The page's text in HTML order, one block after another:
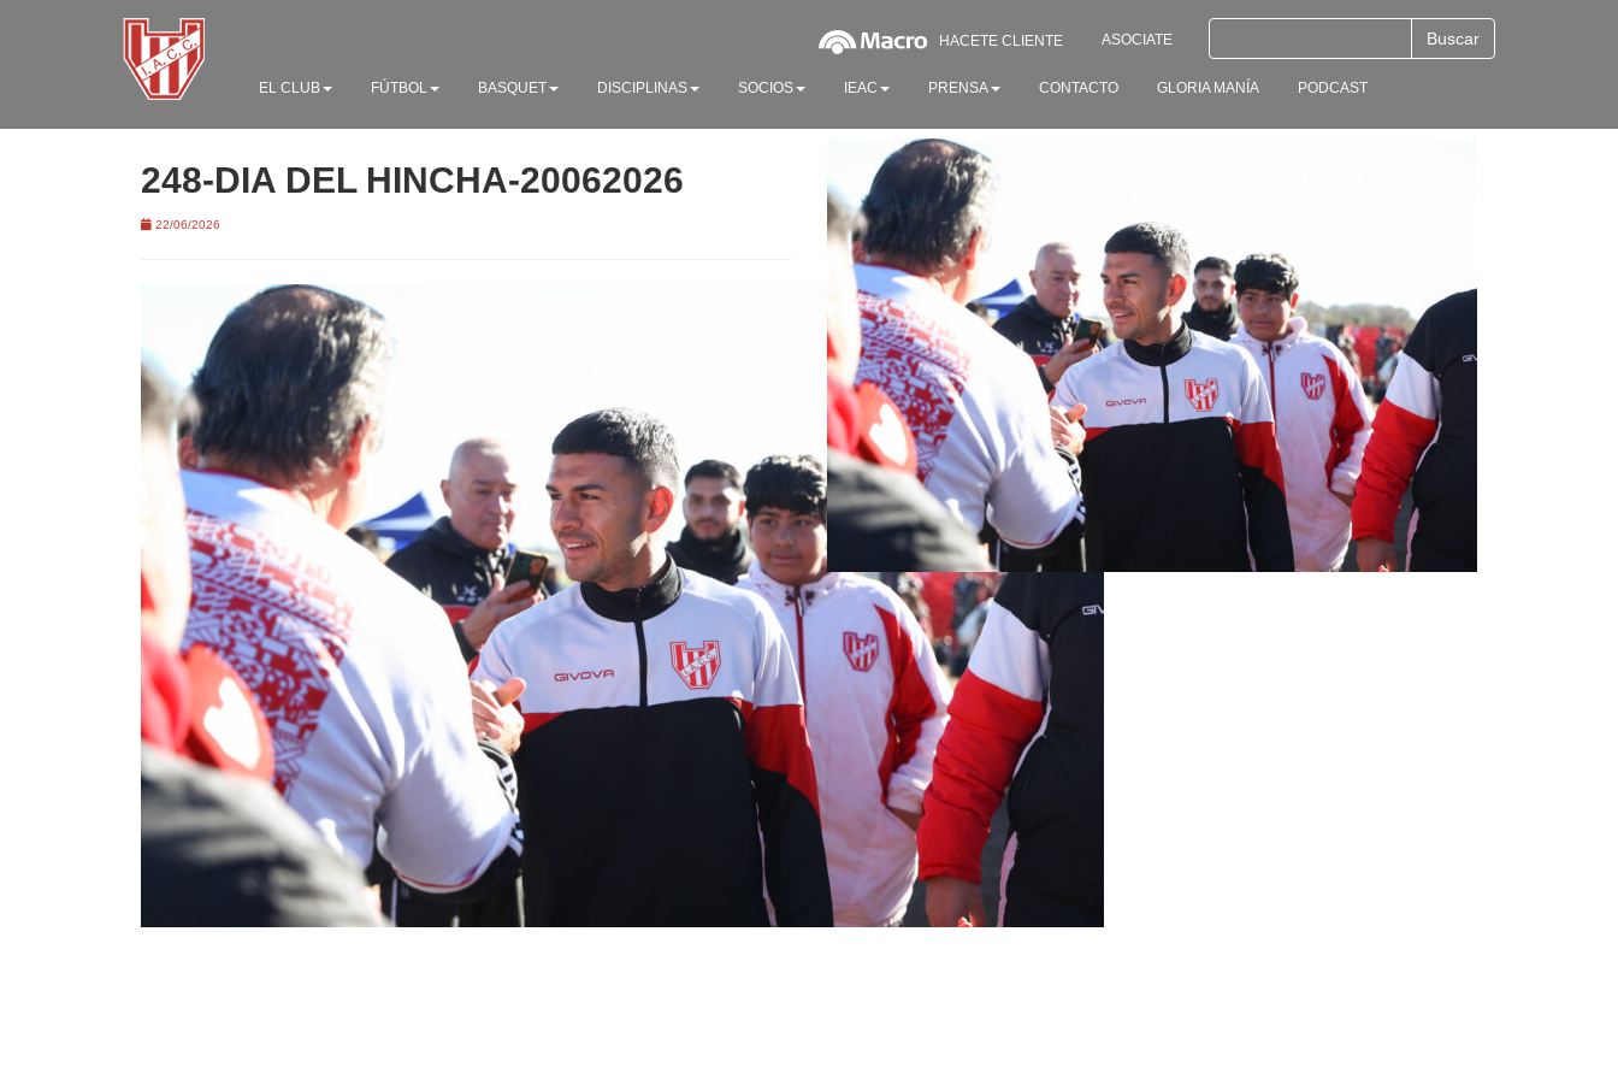
HACETE CLIENTE ASOCIATE
EL CLUB FÚTBOL BASQUET DISCIPLINAS SOCIOS IEAC PRENSA CONTACTO GLORIA MANÍA PODCAST
248-DIA DEL HINCHA-20062026
22/06/2026